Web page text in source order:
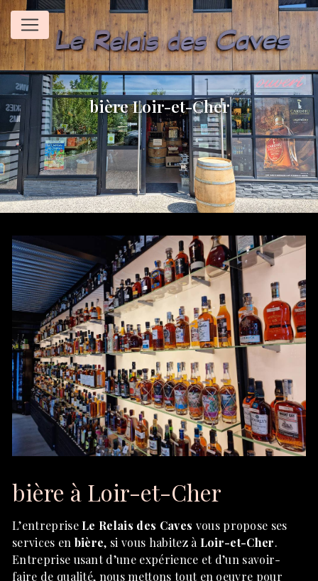
bière Loir-et-Cher
bière à Loir-et-Cher
L’entreprise Le Relais des Caves vous propose ses
services en bière, si vous habitez à Loir-et-Cher.
Entreprise usant d’une expérience et d’un savoir-
faire de qualité, nous mettons tout en oeuvre pour
Panneau de gestion des cookies